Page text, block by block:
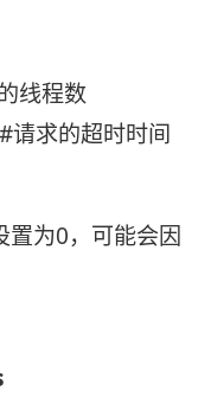
线程数
求的超时时间
为0，可能会因